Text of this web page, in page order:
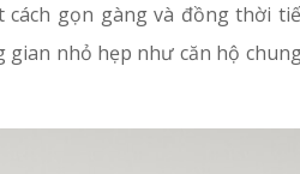
gọn gàng và đồng thời
nhỏ hẹp như căn hộ